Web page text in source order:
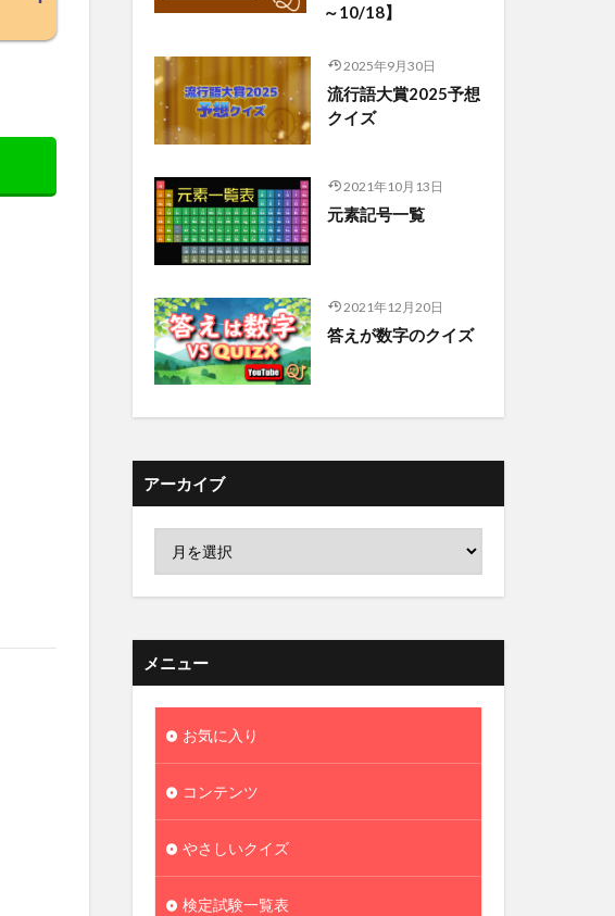
～10/18】
2025年9月30日
流行語大賞2025予想
クイズ
2021年10月13日
元素記号一覧
2021年12月20日
答えが数字のクイズ
アーカイブ
メニュー
お気に入り
コンテンツ
やさしいクイズ
検定試験一覧表